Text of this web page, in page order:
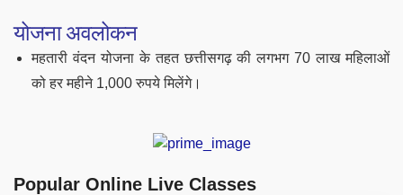
योजना अवलोकन
महतारी वंदन योजना के तहत छत्तीसगढ़ की लगभग 70 लाख महिलाओं
को हर महीने 1,000 रुपये मिलेंगे।
Popular Online Live Classes